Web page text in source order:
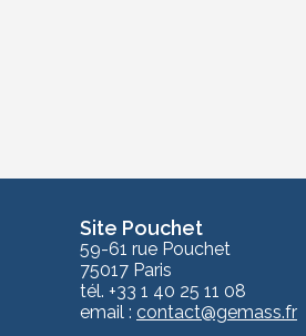
Site Pouchet
59-61 rue Pouchet
75017 Paris
tél. +33 1 40 25 11 08
email : contact@gemass.fr